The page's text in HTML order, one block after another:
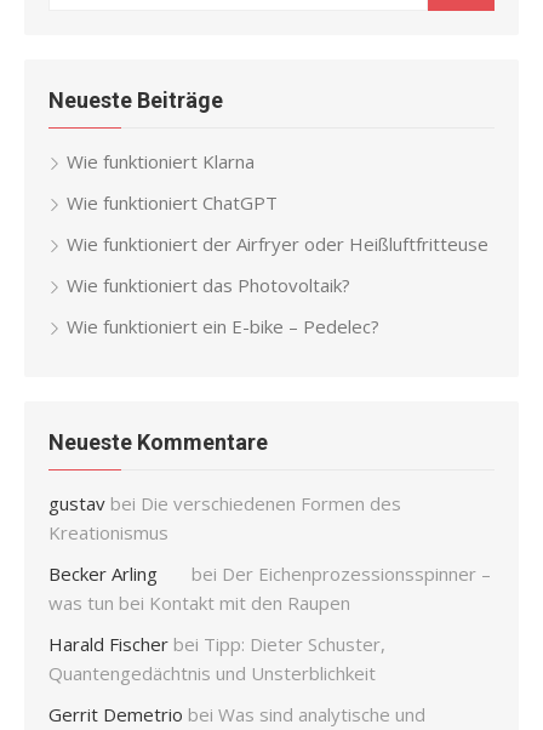
Neueste Beiträge
Wie funktioniert Klarna
Wie funktioniert ChatGPT
Wie funktioniert der Airfryer oder Heißluftfritteuse
Wie funktioniert das Photovoltaik?
Wie funktioniert ein E-bike – Pedelec?
Neueste Kommentare
gustav bei Die verschiedenen Formen des
Kreationismus
Becker Arling
bei Der Eichenprozessionsspinner –
was tun bei Kontakt mit den Raupen
Harald Fischer bei Tipp: Dieter Schuster,
Quantengedächtnis und Unsterblichkeit
Gerrit Demetrio bei Was sind analytische und